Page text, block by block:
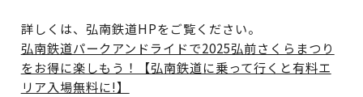
詳しくは、弘南鉄道HPをご覧ください。
弘南鉄道パークアンドライドで2025弘前さくらまつり
をお得に楽しもう！【弘南鉄道に乗って行くと有料エ
リア入場無料に!】